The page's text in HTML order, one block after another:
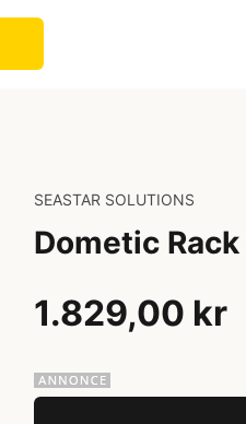
SEASTAR SOLUTIONS
Dometic
1.829,00 kr